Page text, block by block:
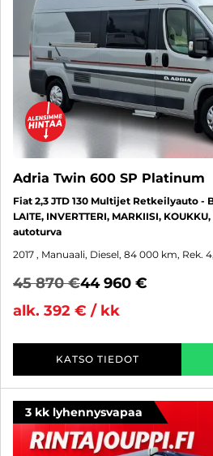
Adria Twin 600 SP Platinum
Fiat 2,3 JTD 130 Multijet Retkeilyauto -
LAITE, INVERTTERI, MARKIISI,
autoturva
2017 , Manuaali, Diesel, 84 000 km, Rek.
45 870 €44 960 €
alk. 392 € / kk
KATSO TIEDOT
3 kk lyhennysvapaa